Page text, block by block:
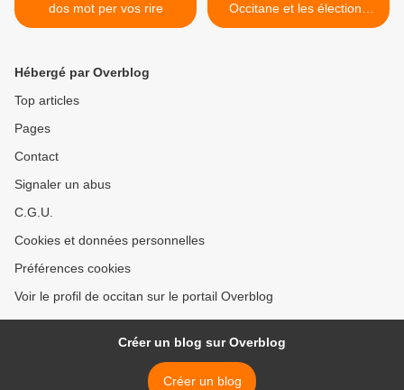
dos mot per vos rire
Occitane et les élections
européennes >
Hébergé par Overblog
Top articles
Pages
Contact
Signaler un abus
C.G.U.
Cookies et données personnelles
Préférences cookies
Voir le profil de occitan sur le portail Overblog
Créer un blog sur Overblog
Créer un blog